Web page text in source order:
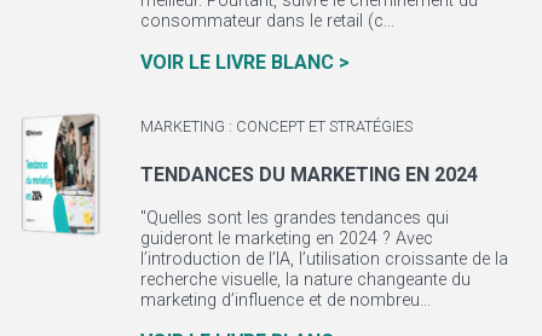
consommateur dans le retail (c...
VOIR LE LIVRE BLANC >
MARKETING : CONCEPT ET STRATÉGIES
TENDANCES DU MARKETING EN 2024
"Quelles sont les grandes tendances qui
guideront le marketing en 2024 ? Avec
l’introduction de l’IA, l’utilisation croissante de la
recherche visuelle, la nature changeante du
marketing d’influence et de nombreu...